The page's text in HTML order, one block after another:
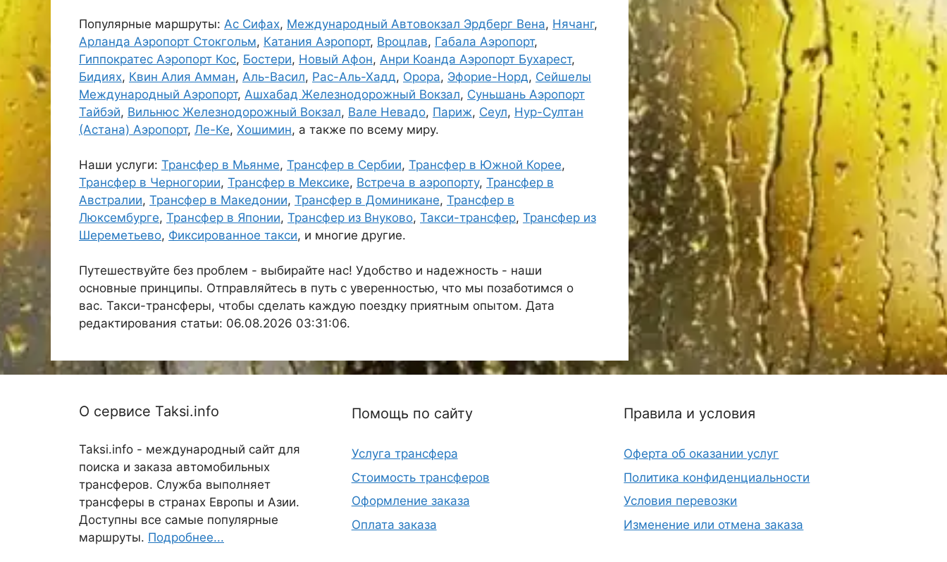
Популярные маршруты: Ас Сифах, Международный Автовокзал Эрдберг Вена, Нячанг,
Арланда Аэропорт Стокгольм, Катания Аэропорт, Вроцлав, Габала Аэропорт,
Гиппократес Аэропорт Кос, Бостери, Новый Афон, Анри Коанда Аэропорт Бухарест,
Бидиях, Квин Алия Амман, Аль-Васил, Рас-Аль-Хадд, Орора, Эфорие-Норд, Сейшелы
Международный Аэропорт, Ашхабад Железнодорожный Вокзал, Суньшань Аэропорт
Тайбэй, Вильнюс Железнодорожный Вокзал, Вале Невадо, Париж, Сеул, Нур-Султан
(Астана) Аэропорт, Ле-Ке, Хошимин, а также по всему миру.
Наши услуги: Трансфер в Мьянме, Трансфер в Сербии, Трансфер в Южной Корее,
Трансфер в Черногории, Трансфер в Мексике, Встреча в аэропорту, Трансфер в
Австралии, Трансфер в Македонии, Трансфер в Доминикане, Трансфер в
Люксембурге, Трансфер в Японии, Трансфер из Внуково, Такси-трансфер, Трансфер из
Шереметьево, Фиксированное такси, и многие другие.
Путешествуйте без проблем - выбирайте нас! Удобство и надежность - наши
основные принципы. Отправляйтесь в путь с уверенностью, что мы позаботимся о
вас. Такси-трансферы, чтобы сделать каждую поездку приятным опытом. Дата
редактирования статьи: 06.08.2026 03:31:06.
О сервисе Taksi.info
Taksi.info - международный сайт для
поиска и заказа автомобильных
трансферов. Служба выполняет
трансферы в странах Европы и Азии.
Доступны все самые популярные
маршруты. Подробнее...
Помощь по сайту
Услуга трансфера
Стоимость трансферов
Оформление заказа
Оплата заказа
Правила и условия
Оферта об оказании услуг
Политика конфиденциальности
Условия перевозки
Изменение или отмена заказа